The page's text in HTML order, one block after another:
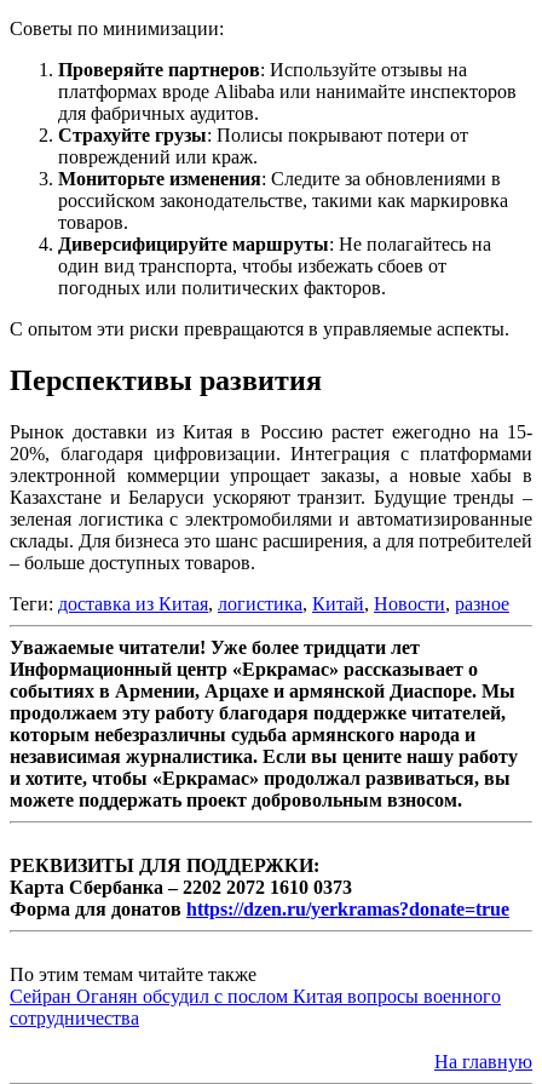
Советы по минимизации:
Проверяйте партнеров: Используйте отзывы на
платформах вроде Alibaba или нанимайте инспекторов
для фабричных аудитов.
Страхуйте грузы: Полисы покрывают потери от
повреждений или краж.
Мониторьте изменения: Следите за обновлениями в
российском законодательстве, такими как маркировка
товаров.
Диверсифицируйте маршруты: Не полагайтесь на
один вид транспорта, чтобы избежать сбоев от
погодных или политических факторов.
С опытом эти риски превращаются в управляемые аспекты.
Перспективы развития
Рынок доставки из Китая в Россию растет ежегодно на 15-
20%, благодаря цифровизации. Интеграция с платформами
электронной коммерции упрощает заказы, а новые хабы в
Казахстане и Беларуси ускоряют транзит. Будущие тренды –
зеленая логистика с электромобилями и автоматизированные
склады. Для бизнеса это шанс расширения, а для потребителей
– больше доступных товаров.
Теги: доставка из Китая, логистика, Китай, Новости, разное
Уважаемые читатели! Уже более тридцати лет
Информационный центр «Еркрамас» рассказывает о
событиях в Армении, Арцахе и армянской Диаспоре. Мы
продолжаем эту работу благодаря поддержке читателей,
которым небезразличны судьба армянского народа и
независимая журналистика. Если вы цените нашу работу
и хотите, чтобы «Еркрамас» продолжал развиваться, вы
можете поддержать проект добровольным взносом.
РЕКВИЗИТЫ ДЛЯ ПОДДЕРЖКИ:
Карта Сбербанка – 2202 2072 1610 0373
Форма для донатов https://dzen.ru/yerkramas?donate=true
По этим темам читайте также
Сейран Оганян обсудил с послом Китая вопросы военного
сотрудничества
На главную